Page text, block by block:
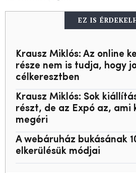
EZ IS
Krausz Miklós: Az online
része nem is tudja, hogy
célkeresztben
Krausz Miklós: Sok
részt, de az Expó az,
megéri
A webáruház bukásának
elkerülésük módjai